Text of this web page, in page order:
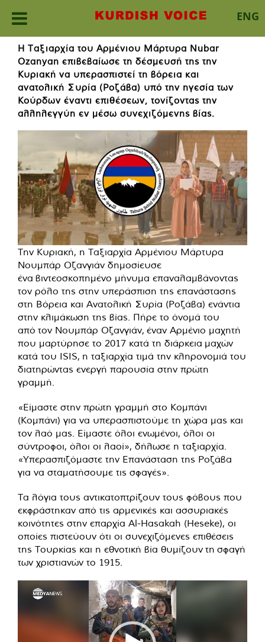
ENG
content
Η Ταξιαρχία του Αρμένιου Μάρτυρα Nubar
Ozanyan επιβεβαίωσε τη δέσμευσή της την
Κυριακή να υπερασπιστεί τη βόρεια και
ανατολική Συρία (Ροζάβα) υπό την ηγεσία των
Κούρδων έναντι επιθέσεων, τονίζοντας την
αλληλεγγύη εν μέσω συνεχιζόμενης βίας.
Την Κυριακή, η Ταξιαρχία Αρμένιου Μάρτυρα
Νουμπάρ Οζανγιάν δημοσίευσε
ένα βιντεοσκοπημένο μήνυμα επαναλαμβάνοντας
τον ρόλο της στην υπεράσπιση της επανάστασης
στη Βόρεια και Ανατολική Συρία (Ροζάβα) ενάντια
στην κλιμάκωση της βίας. Πήρε το όνομά του
από τον Νουμπάρ Οζανγιάν, έναν Αρμένιο μαχητή
που μαρτύρησε το 2017 κατά τη διάρκεια μαχών
κατά του ISIS, η ταξιαρχία τιμά την κληρονομιά του
διατηρώντας ενεργή παρουσία στην πρώτη
γραμμή.
«Είμαστε στην πρώτη γραμμή στο Κομπάνι
(Κομπάνι) για να υπερασπιστούμε τη χώρα μας και
τον λαό μας. Είμαστε όλοι ενωμένοι, όλοι οι
σύντροφοι, όλοι οι λαοί», δήλωσε η ταξιαρχία.
«Υπερασπιζόμαστε την Επανάσταση της Ροζάβα
για να σταματήσουμε τις σφαγές».
Τα λόγια τους αντικατοπτρίζουν τους φόβους που
εκφράστηκαν από τις αρμενικές και ασσυριακές
κοινότητες στην επαρχία Al-Hasakah (Heseke), οι
οποίες πιστεύουν ότι οι συνεχιζόμενες επιθέσεις
της Τουρκίας και η εθνοτική βία θυμίζουν τη σφαγή
των χριστιανών το 1915.
Πρόγραμμα
Αναπαραγωγής
Βίντεο